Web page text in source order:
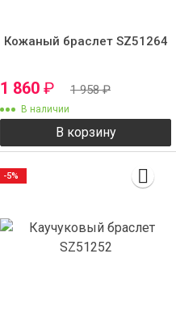
Кожаный браслет SZ51264
1 860 ₽ 1 958₽
В наличии
В корзину
-5%